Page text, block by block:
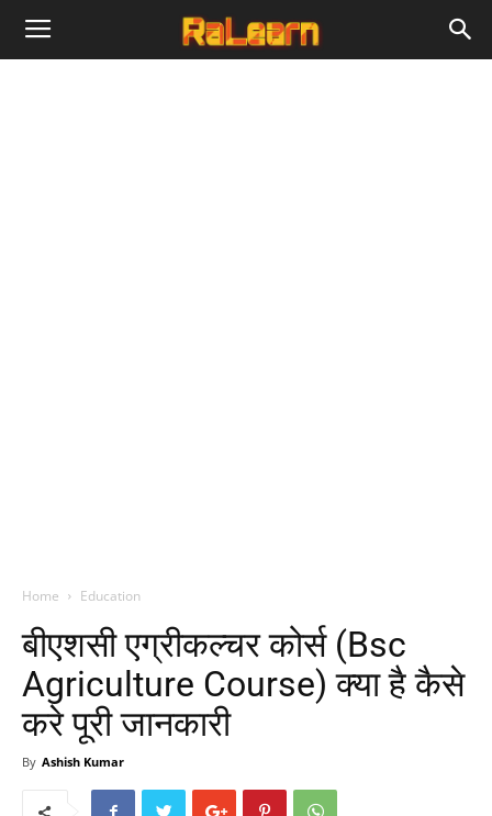
Home Education
बीएशसी एग्रीकल्चर कोर्स (Bsc
Agriculture Course) क्या है कैसे
करे पूरी जानकारी
By Ashish Kumar